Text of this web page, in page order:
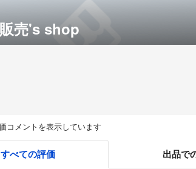
売's shop
コメントを表示しています
すべての評価 出品で